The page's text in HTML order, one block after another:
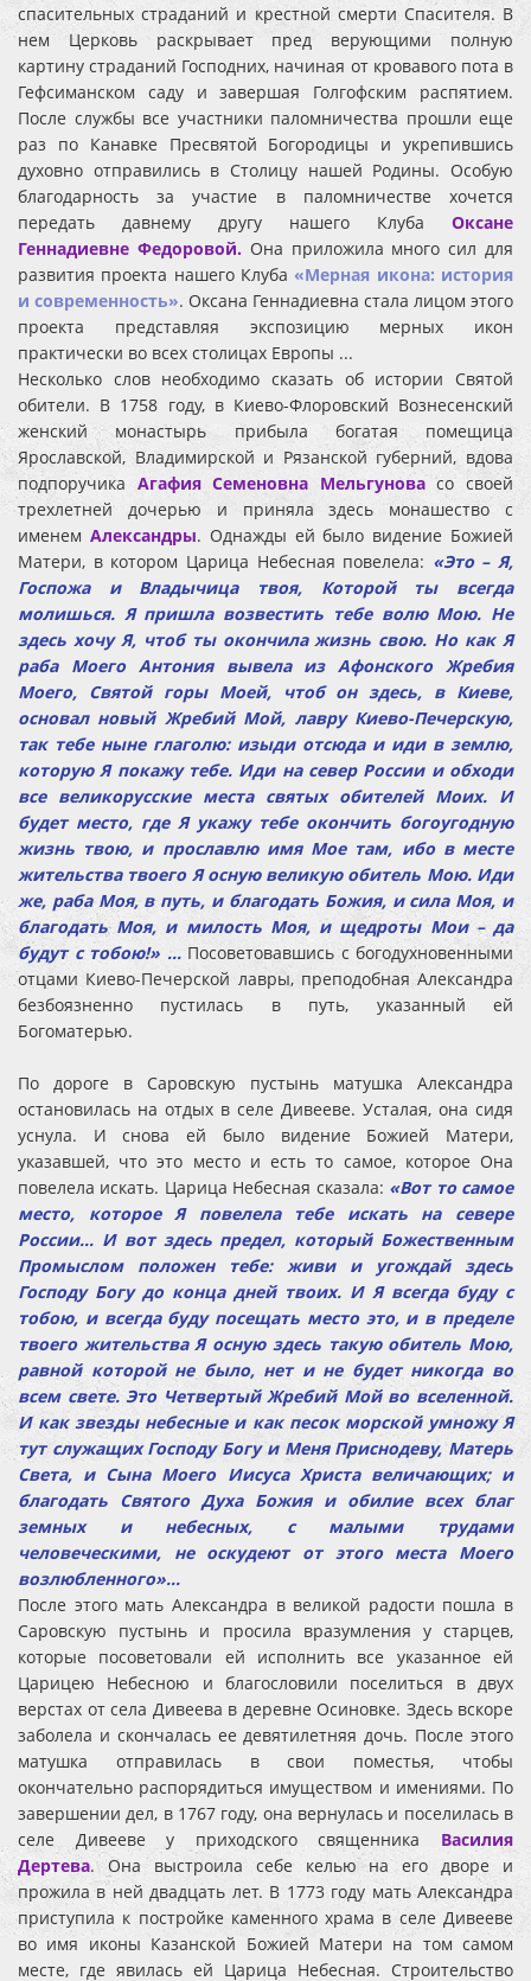
спасительных страданий и крестной смерти Спасителя. В
нем Церковь раскрывает пред верующими полную
картину страданий Господних, начиная от кровавого пота в
Гефсиманском саду и завершая Голгофским распятием.
После службы все участники паломничества прошли еще
раз по Канавке Пресвятой Богородицы и укрепившись
духовно отправились в Столицу нашей Родины. Особую
благодарность за участие в паломничестве хочется
передать давнему другу нашего Клуба Оксане
Геннадиевне Федоровой.Она приложила много сил для
развития проекта нашего Клуба «Мерная икона: история
и современность». Оксана Геннадиевна стала лицом этого
проекта представляя экспозицию мерных икон
практически во всех столицах Европы ...
Несколько слов необходимо сказать об истории Святой
обители. В 1758 году, в Киево-Флоровский Вознесенский
женский монастырь прибыла богатая помещица
Ярославской, Владимирской и Рязанской губерний, вдова
подпоручика Агафия Семеновна Мельгуновасо своей
трехлетней дочерью и приняла здесь монашество с
именем Александры. Однажды ей было видение Божией
Матери, в котором Царица Небесная повелела: «Это – Я,
Госпожа и Владычица твоя, Которой ты всегда
молишься. Я пришла возвестить тебе волю Мою. Не
здесь хочу Я, чтоб ты окончила жизнь свою. Но как Я
раба Моего Антония вывела из Афонского Жребия
Моего, Святой горы Моей, чтоб он здесь, в Киеве,
основал новый Жребий Мой, лавру Киево-Печерскую,
так тебе ныне глаголю: изыди отсюда и иди в землю,
которую Я покажу тебе. Иди на север России и обходи
все великорусские места святых обителей Моих. И
будет место, где Я укажу тебе окончить богоугодную
жизнь твою, и прославлю имя Мое там, ибо в месте
жительства твоего Я осную великую обитель Мою. Иди
же, раба Моя, в путь, и благодать Божия, и сила Моя, и
благодать Моя, и милость Моя, и щедроты Мои – да
будут с тобою!» …Посоветовавшись с богодухновенными
отцами Киево-Печерской лавры, преподобная Александра
безбоязненно пустилась в путь, указанный ей
Богоматерью.
По дороге в Саровскую пустынь матушка Александра
остановилась на отдых в селе Дивееве. Усталая, она сидя
уснула. И снова ей было видение Божией Матери,
указавшей, что это место и есть то самое, которое Она
повелела искать. Царица Небесная сказала: «Вот то самое
место, которое Я повелела тебе искать на севере
России… И вот здесь предел, который Божественным
Промыслом положен тебе: живи и угождай здесь
Господу Богу до конца дней твоих. И Я всегда буду с
тобою, и всегда буду посещать место это, и в пределе
твоего жительства Я осную здесь такую обитель Мою,
равной которой не было, нет и не будет никогда во
всем свете. Это Четвертый Жребий Мой во вселенной.
И как звезды небесные и как песок морской умножу Я
тут служащих Господу Богу и Меня Приснодеву, Матерь
Света, и Сына Моего Иисуса Христа величающих; и
благодать Святого Духа Божия и обилие всех благ
земных и небесных, с малыми трудами
человеческими, не оскудеют от этого места Моего
возлюбленного»…
После этого мать Александра в великой радости пошла в
Саровскую пустынь и просила вразумления у старцев,
которые посоветовали ей исполнить все указанное ей
Царицею Небесною и благословили поселиться в двух
верстах от села Дивеева в деревне Осиновке. Здесь вскоре
заболела и скончалась ее девятилетняя дочь. После этого
матушка отправилась в свои поместья, чтобы
окончательно распорядиться имуществом и имениями. По
завершении дел, в 1767 году, она вернулась и поселилась в
селе Дивееве у приходского священника Василия
Дертева. Она выстроила себе келью на его дворе и
прожила в ней двадцать лет. В 1773 году мать Александра
приступила к постройке каменного храма в селе Дивееве
во имя иконы Казанской Божией Матери на том самом
месте, где явилась ей Царица Небесная. Строительство